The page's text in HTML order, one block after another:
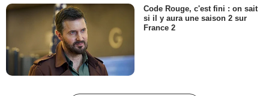
Code Rouge, c'est fini : on sait
si il y aura une saison 2 sur
France 2